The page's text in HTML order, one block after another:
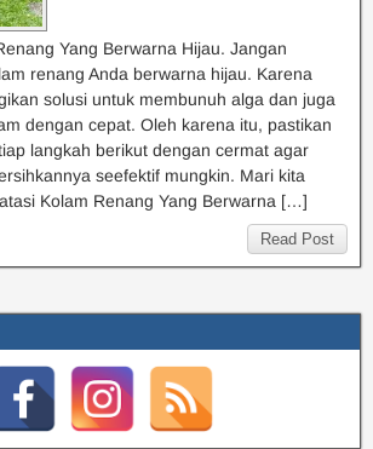
Yang Berwarna Hijau. Jangan
renang Anda berwarna hijau. Karena
solusi untuk membunuh alga dan juga
dengan cepat. Oleh karena itu, pastikan
langkah berikut dengan cermat agar
seefektif mungkin. Mari kita
Kolam Renang Yang Berwarna […]
Read Post